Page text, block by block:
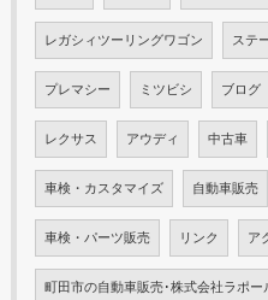
レガシィツーリングワゴン ステ
プレマシー ミツビシ ブログ
レクサス アウディ 中古車
車検・カスタマイズ 自動車販売
車検・パーツ販売 リンク ア
町田市の自動車販売･株式会社ラポ